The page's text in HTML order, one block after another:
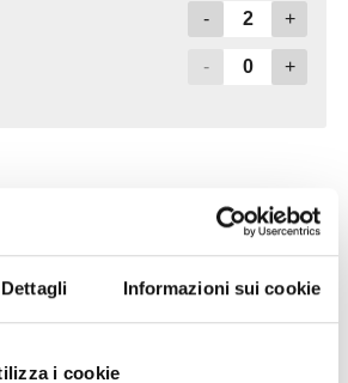
Dettagli Informazioni sui cookie
i cookie